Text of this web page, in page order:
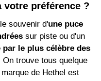
votre préférence ?
souvenir d'une puce
sur piste ou d'un
le plus célèbre des
On trouve tous quelque
de Hethel est